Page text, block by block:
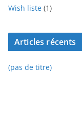
Wish liste (1)
Articles récents
(pas de titre)